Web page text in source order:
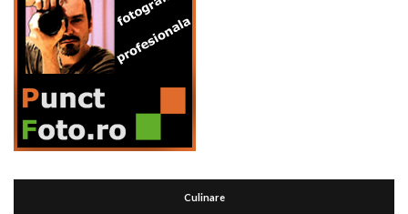
Culinare